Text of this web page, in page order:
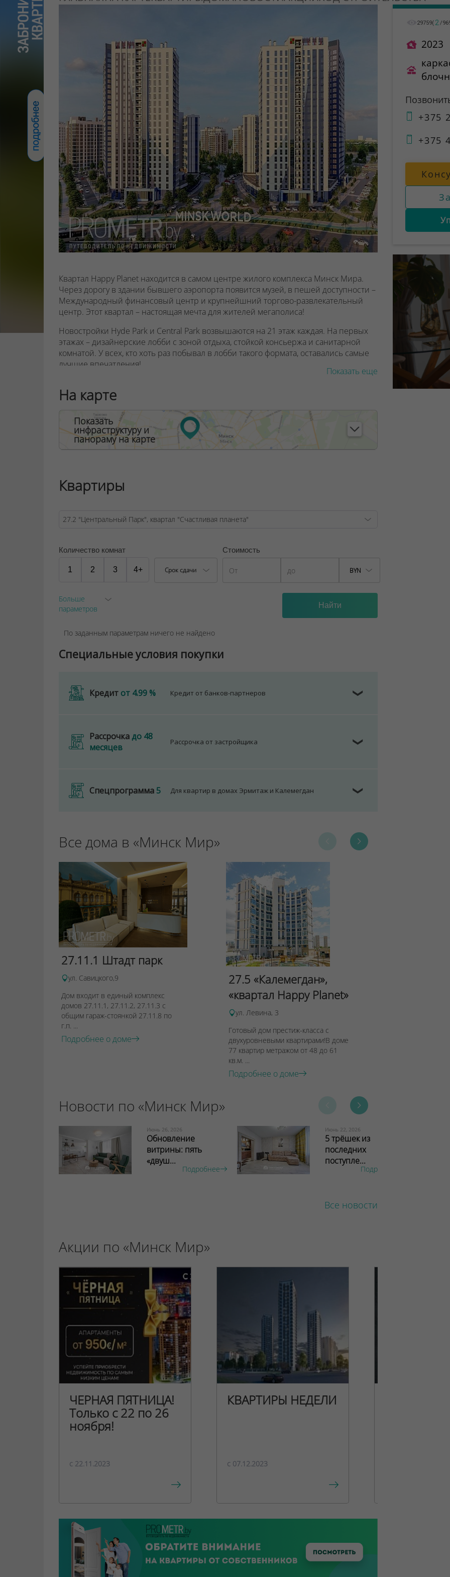
Квартал Happy Planet находится в самом центре жилого комплекса Минск Мира.
Через дорогу в здании бывшего аэропорта появится музей, в пешей доступности –
Международный финансовый центр и крупнейшний торгово-развлекательный
центр. Этот квартал – настоящая мечта для жителей мегаполиса!
Новостройки Hyde Park и Central Park возвышаются на 21 этаж каждая. На первых
этажах – дизайнерские лобби с зоной отдыха, стойкой консьержа и санитарной
комнатой. У всех, кто хоть раз побывал в лобби такого формата, оставались самые
лучшие впечатления!
окнами и остеклёнными лоджиями, площадь варьируется от 30 до 65 м2.
На первом этаже новостроек Hyde Park и Central Park в стилобате спроектированы
коммерческие помещения с высотой потолков 3-3,3 м. Это отличное место для
владельцев бизнеса! Проходимость в таком месте будет высокой.
исключено, все парковки вынесены на периферию квартала.
Договор на оказание риэлтерских услуг № 451/6, от 04.09.2025
Показать еще
На карте
Показать
инфраструктуру и
панораму на карте
Квартиры
Количество комнат
1 2 3 4+ Срок сдачи
Стоимость
BYN
Больше
параметров
По заданным параметрам ничего не найдено
Специальные условия покупки
Кредит от 4.99 % Кредит от банков-партнеров ❯
Рассрочкадо 48
месяцев
Рассрочка от застройщика ❯
Спецпрограмма5 Для квартир в домах Эрмитаж и Калемегдан ❯
Все дома в «Минск Мир»
27.11.1 Штадт парк
ул. Савицкого,9
Дом входит в единый комплекс
домов 27.11.1, 27.11.2, 27.11.3 с
общим гараж-стоянкой 27.11.8 по
г.п. ...
Подробнее о доме
27.5 «Калемегдан»,
«квартал Happy Planet»
ул. Левина, 3
Готовый дом престиж-класса с
двухуровневыми квартирами!В доме
77 квартир метражом от 48 до 61
кв.м. ...
Подробнее о доме
Новости по «Минск Мир»
Июнь 26, 2026
Обновление
витрины: пять
«двуш...
Подробнее
Июнь 22, 2026
5 трёшек из
последних
поступле...
Подробнее
Все новости
Акции по «Минск Мир»
ЧЕРНАЯ ПЯТНИЦА!
Только с 22 по 26
ноября!
c 22.11.2023
КВАРТИРЫ НЕДЕЛИ
c 07.12.2023
29759( 2 /
2023
+375
+375